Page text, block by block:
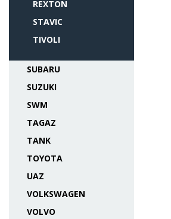
REXTON
STAVIC
TIVOLI
SUBARU
SUZUKI
SWM
TAGAZ
TANK
TOYOTA
UAZ
VOLKSWAGEN
VOLVO